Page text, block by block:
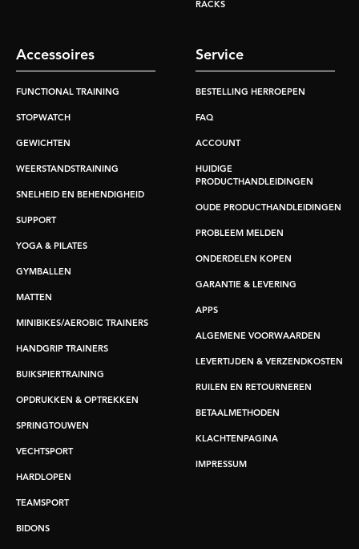
RACKS
Accessoires
FUNCTIONAL TRAINING
STOPWATCH
GEWICHTEN
WEERSTANDSTRAINING
SNELHEID EN BEHENDIGHEID
SUPPORT
YOGA & PILATES
GYMBALLEN
MATTEN
MINIBIKES/AEROBIC TRAINERS
HANDGRIP TRAINERS
BUIKSPIERTRAINING
OPDRUKKEN & OPTREKKEN
SPRINGTOUWEN
VECHTSPORT
HARDLOPEN
TEAMSPORT
BIDONS
Service
BESTELLING HERROEPEN
FAQ
ACCOUNT
HUIDIGE
PRODUCTHANDLEIDINGEN
OUDE PRODUCTHANDLEIDINGEN
PROBLEEM MELDEN
ONDERDELEN KOPEN
GARANTIE & LEVERING
APPS
ALGEMENE VOORWAARDEN
LEVERTIJDEN & VERZENDKOSTEN
RUILEN EN RETOURNEREN
BETAALMETHODEN
KLACHTENPAGINA
IMPRESSUM